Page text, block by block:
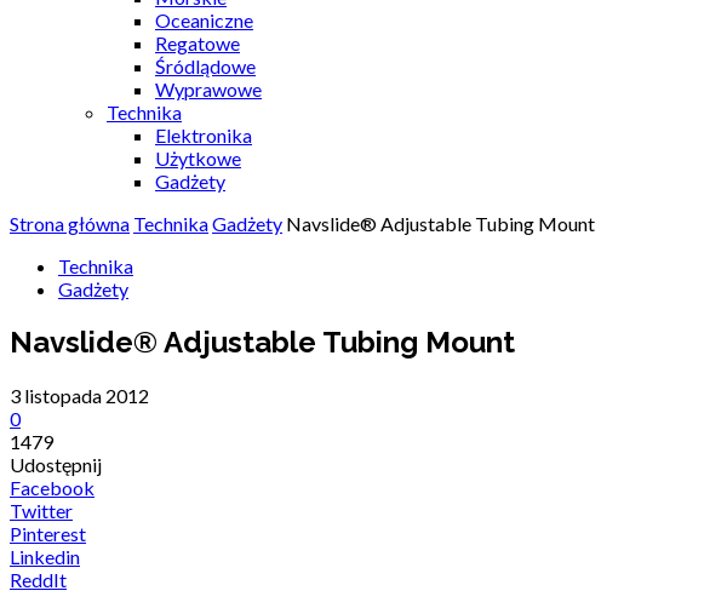
Oceaniczne
Regatowe
Śródlądowe
Wyprawowe
Technika
Elektronika
Użytkowe
Gadżety
Strona główna TechnikaGadżety Navslide® Adjustable Tubing Mount
Technika
Gadżety
Navslide® Adjustable Tubing Mount
3 listopada 2012
0
1479
Udostępnij
Facebook
Twitter
Pinterest
Linkedin
ReddIt